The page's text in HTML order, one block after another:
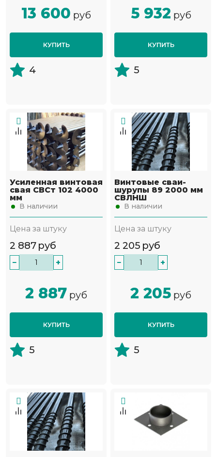
13 600 руб
КУПИТЬ
4
5 932 руб
КУПИТЬ
5
Усиленная винтовая
свая СВСт 102 4000
мм
В наличии
Цена за штуку
2 887 руб
− +
2 887 руб
КУПИТЬ
5
Винтовые сваи-
шурупы 89 2000 мм
СВЛНШ
В наличии
Цена за штуку
2 205 руб
− +
2 205 руб
КУПИТЬ
5